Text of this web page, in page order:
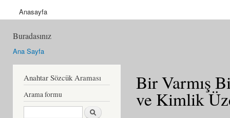
Anasayfa
Buradasınız
Ana Sayfa
Anahtar Sözcük Araması
Arama formu
Ara
Bir Varmış
ve Kimlik